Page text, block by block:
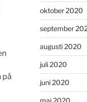
på
oktober 2020
september
augusti 2020
juli 2020
juni 2020
maj 2020